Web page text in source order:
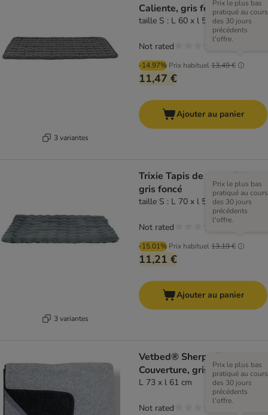
3 variantes
Caliente, gris foncé
taille S : L 60 x l 50 cm
-14.97% Prix habituel13,49 €
Prix le plus bas
pratiqué au cours
des 30 jours
précédents
l'offre.
11,47 €
Not rated
Ajouter au panier
3 variantes
Trixie Tapis de repos Elli,
gris foncé
taille S : L 70 x l 50 cm
-15.01% Prix habituel13,19 €
Prix le plus bas
pratiqué au cours
des 30 jours
précédents
l'offre.
11,21 €
Not rated
Ajouter au panier
Vetbed® Sherpa Fleece
Couverture, grise
L 73 x l 61 cm
Prix le plus bas
pratiqué au cours
des 30 jours
précédents
l'offre.
Not rated